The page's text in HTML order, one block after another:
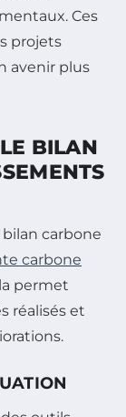
Ces
projets
avenir plus
BILAN
carbone
carbone
permet
réalisés et